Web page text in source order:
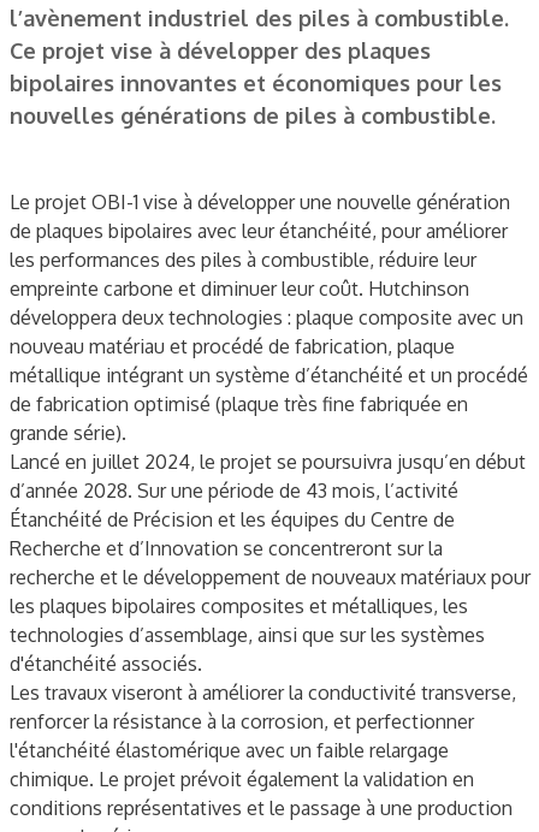
l’avènement industriel des piles à combustible.
Ce projet vise à développer des plaques
bipolaires innovantes et économiques pour les
nouvelles générations de piles à combustible.
Le projet OBI-1 vise à développer une nouvelle génération
de plaques bipolaires avec leur étanchéité, pour améliorer
les performances des piles à combustible, réduire leur
empreinte carbone et diminuer leur coût. Hutchinson
développera deux technologies : plaque composite avec un
nouveau matériau et procédé de fabrication, plaque
métallique intégrant un système d’étanchéité et un procédé
de fabrication optimisé (plaque très fine fabriquée en
grande série).
Lancé en juillet 2024, le projet se poursuivra jusqu’en début
d’année 2028. Sur une période de 43 mois, l’activité
Étanchéité de Précision et les équipes du Centre de
Recherche et d’Innovation se concentreront sur la
recherche et le développement de nouveaux matériaux pour
les plaques bipolaires composites et métalliques, les
technologies d’assemblage, ainsi que sur les systèmes
d'étanchéité associés.
Les travaux viseront à améliorer la conductivité transverse,
renforcer la résistance à la corrosion, et perfectionner
l'étanchéité élastomérique avec un faible relargage
chimique. Le projet prévoit également la validation en
conditions représentatives et le passage à une production